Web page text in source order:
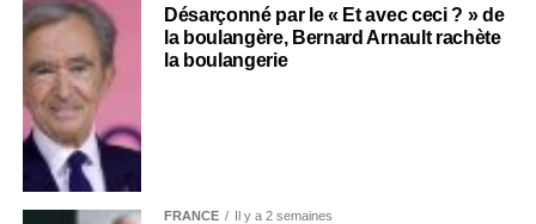
Désarçonné par le « Et avec ceci ? » de
la boulangère, Bernard Arnault rachète
la boulangerie
FRANCE Il y a 2 semaines